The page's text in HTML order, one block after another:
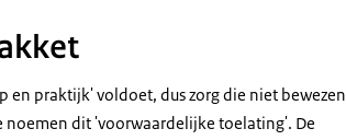
en praktijk' voldoet, dus zorg die niet bewezen
dit 'voorwaardelijke toelating'. De